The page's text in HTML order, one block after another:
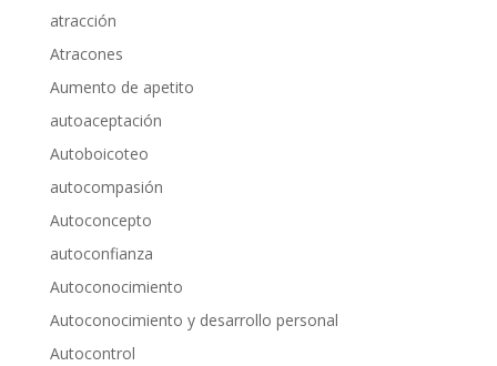
atracción
Atracones
Aumento de apetito
autoaceptación
Autoboicoteo
autocompasión
Autoconcepto
autoconfianza
Autoconocimiento
Autoconocimiento y desarrollo personal
Autocontrol